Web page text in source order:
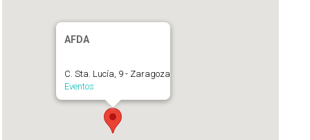
AFDA
C. Sta. Lucía, 9 - Zaragoza
Eventos